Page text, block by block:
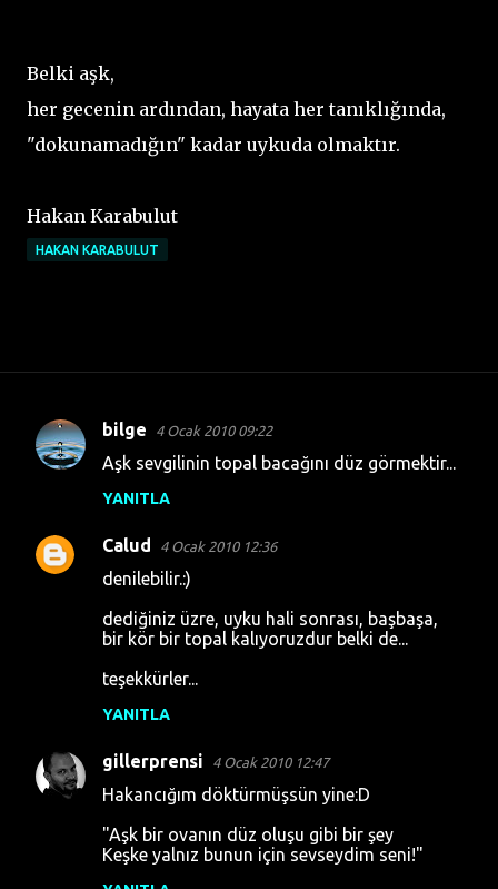
Belki aşk,
her gecenin ardından, hayata her tanıklığında,
"dokunamadığın" kadar uykuda olmaktır.
Hakan Karabulut
HAKAN KARABULUT
Y
u
m
bilge 4 Ocak 2010 09:22
Aşk sevgilinin topal bacağını düz görmektir...
YANITLA
Calud 4 Ocak 2010 12:36
denilebilir.:)
dediğiniz üzre, uyku hali sonrası, başbaşa,
bir kör bir topal kalıyoruzdur belki de...
teşekkürler...
YANITLA
gillerprensi 4 Ocak 2010 12:47
Hakancığım döktürmüşsün yine:D
"Aşk bir ovanın düz oluşu gibi bir şey
Keşke yalnız bunun için sevseydim seni!"